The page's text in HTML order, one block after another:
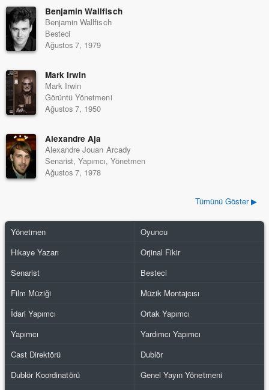
Benjamin Wallfisch
Benjamin Wallfisch
Besteci
Ağustos 7, 1979
Mark Irwin
Mark Irwin
Görüntü Yönetmeni
Ağustos 7, 1950
Alexandre Aja
Alexandre Jouan Arcady
Senarist, Yapımcı, Yönetmen
Ağustos 7, 1978
Tümünü Göster ▶
Yönetmen
Oyuncu
Hikaye Yazarı
Orjinal Fikir
Senarist
Besteci
Film Müziği
Müzik Montajcısı
İdari Yapımcı
Ortak Yapımcı
Yapımcı
Yardımcı Yapımcı
Cast Direktörü
Dublör
Dublör Koordinatörü
Genel Yayın Yönetmeni